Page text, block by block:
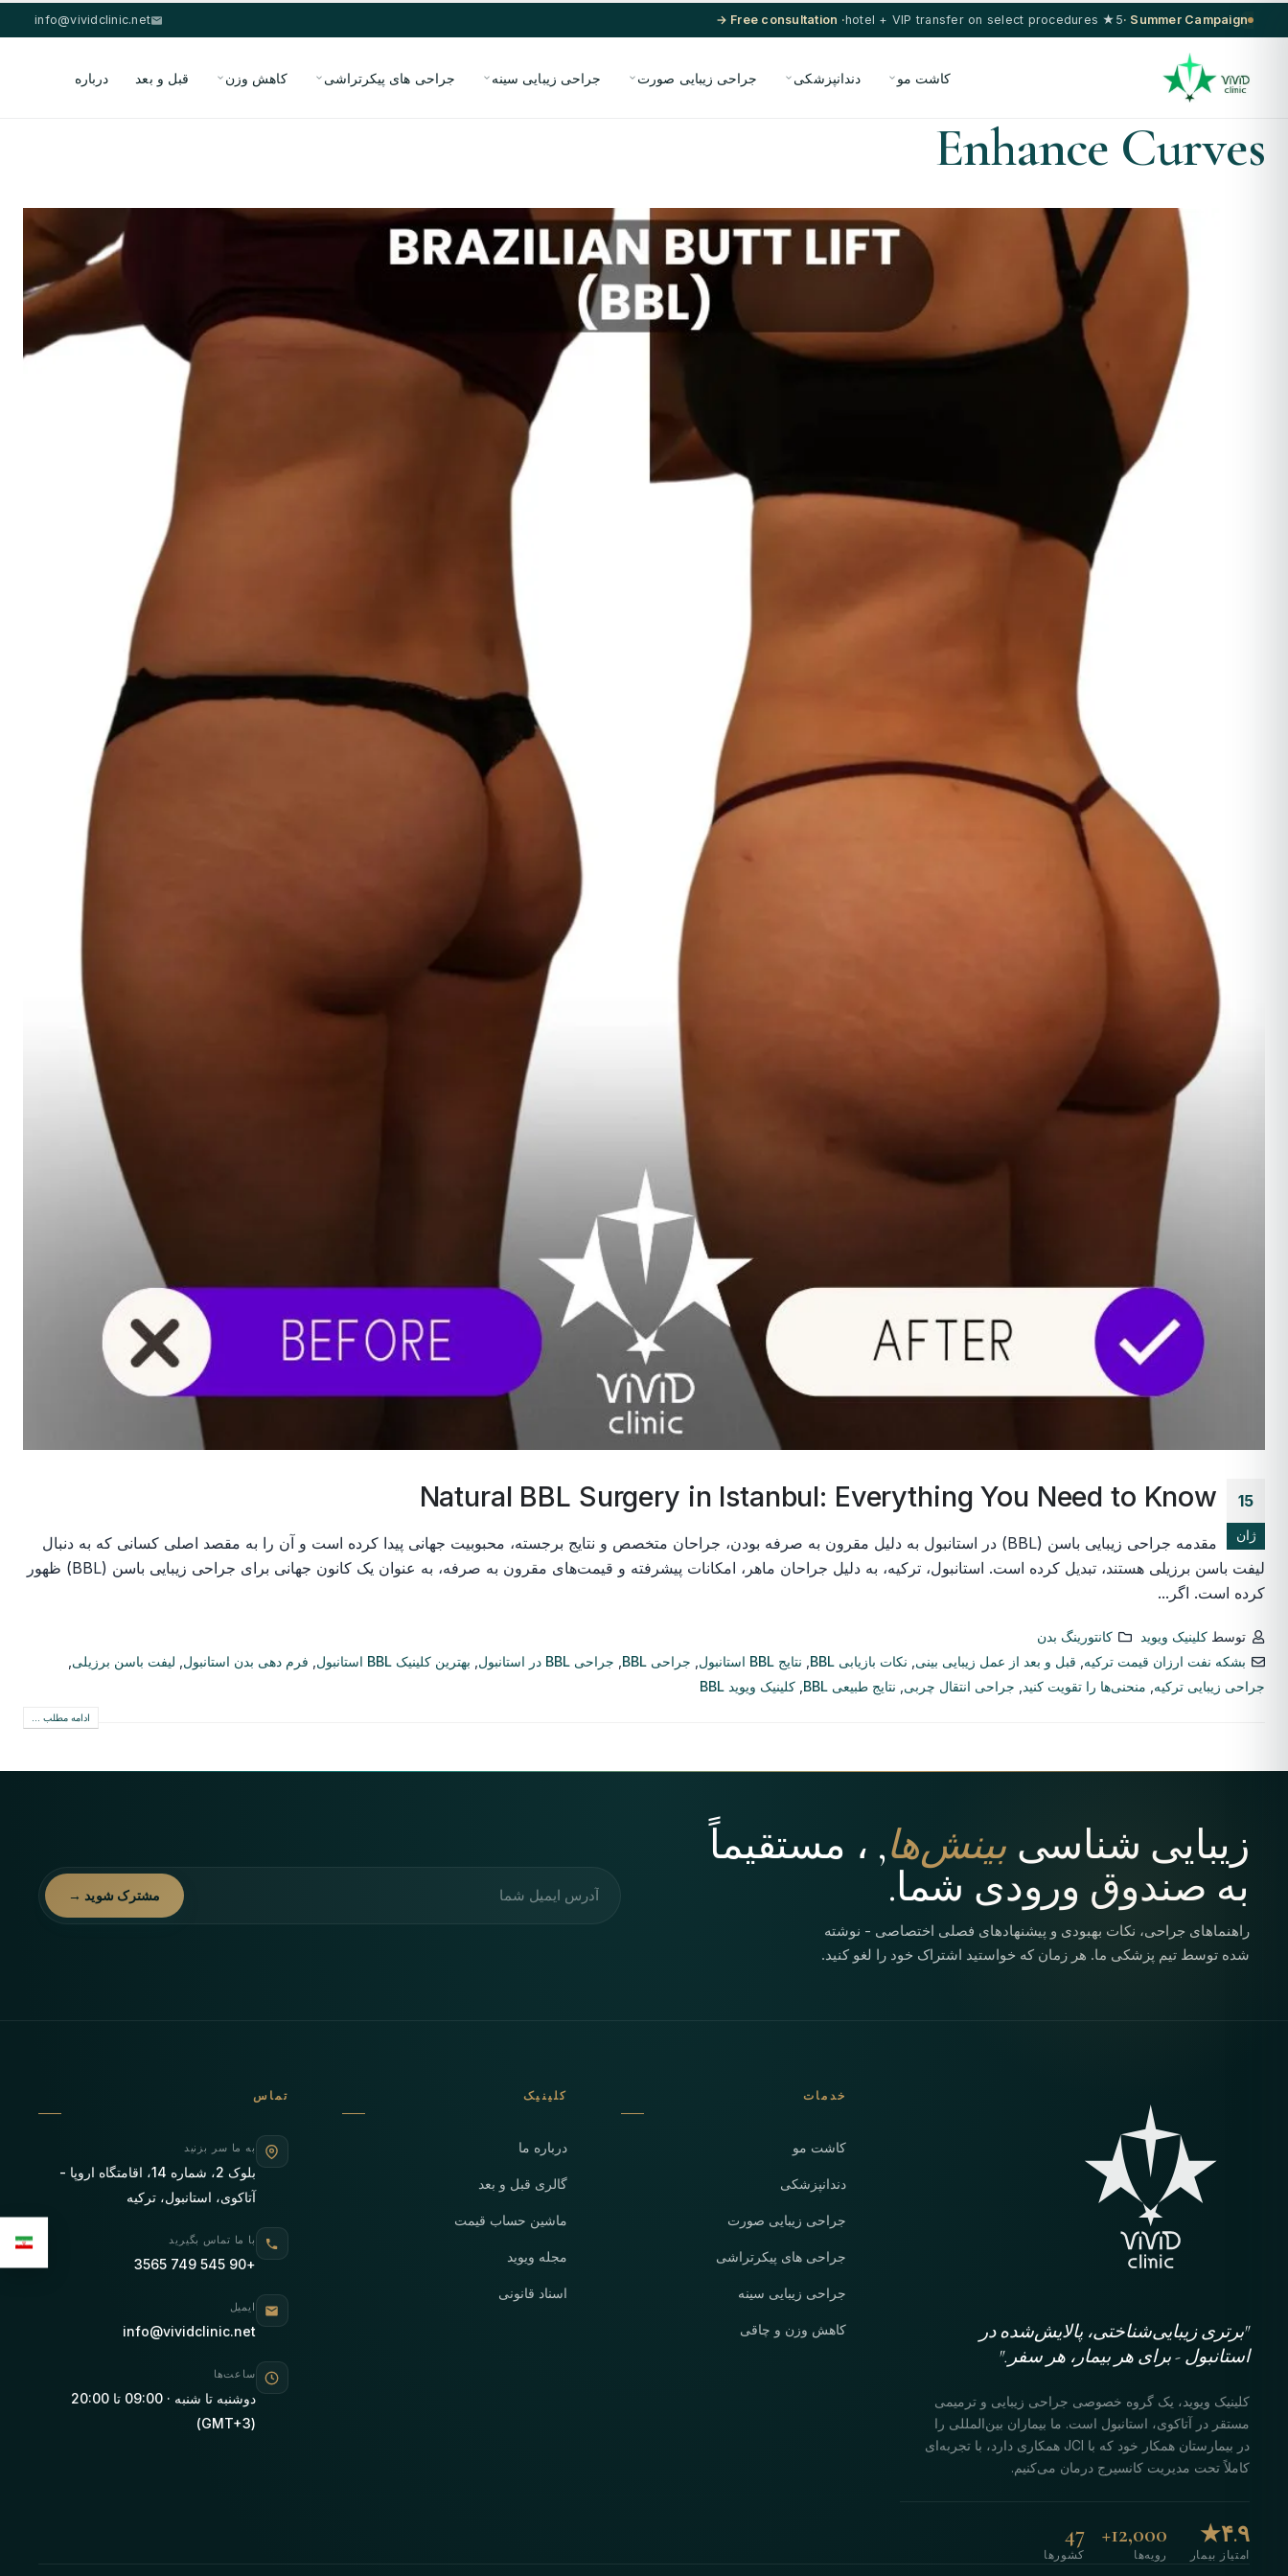
Summer Campaign ·
5★ hotel + VIP transfer on select procedures
· Free consultation →
info@vividclinic.net
کاشت مو دندانپزشکی جراحی زیبایی صورت جراحی زیبایی سینه جراحی های پیکرتراشی کاهش وزن قبل و بعد درباره
Enhance Curves
15
ژان
Natural BBL Surgery in Istanbul: Everything You Need to Know
مقدمه جراحی زیبایی باسن (BBL) در استانبول به دلیل مقرون به صرفه بودن، جراحان متخصص و نتایج برجسته، محبوبیت جهانی پیدا کرده است و آن را به مقصد اصلی کسانی که به دنبال
لیفت باسن برزیلی هستند، تبدیل کرده است. استانبول، ترکیه، به دلیل جراحان ماهر، امکانات پیشرفته و قیمت‌های مقرون به صرفه، به عنوان یک کانون جهانی برای جراحی زیبایی باسن (BBL) ظهور
کرده است. اگر...
توسطکلینیک ویوید
کانتورینگ بدن
بشکه نفت ارزان قیمت ترکیه قبل و بعد از عمل زیبایی بینی نکات بازیابی BBL نتایج BBL استانبول جراحی BBL جراحی BBL در استانبول بهترین کلینیک BBL استانبول فرم دهی بدن استانبول لیفت باسن برزیلی
جراحی زیبایی ترکیه منحنی‌ها را تقویت کنید جراحی انتقال چربی نتایج طبیعی BBL کلینیک ویوید BBL
ادامه مطلب ...
زیبایی شناسی بینش‌ها, ، مستقیماً
به صندوق ورودی شما.
راهنماهای جراحی، نکات بهبودی و پیشنهادهای فصلی اختصاصی - نوشته
شده توسط تیم پزشکی ما. هر زمان که خواستید اشتراک خود را لغو کنید.
مشترک شوید →
"برتری زیبایی‌شناختی، پالایش‌شده در
استانبول - برای هر بیمار، هر سفر."
کلینیک ویوید، یک گروه خصوصی جراحی زیبایی و ترمیمی
مستقر در آتاکوی، استانبول است. ما بیماران بین‌المللی را
در بیمارستان همکار خود که با JCI همکاری دارد، با تجربه‌ای
کاملاً تحت مدیریت کانسیرج درمان می‌کنیم.
۴.۹★
امتیاز بیمار
12,000+
رویه‌ها
47
کشورها
خدمات
کاشت مو
دندانپزشکی
جراحی زیبایی صورت
جراحی های پیکرتراشی
جراحی زیبایی سینه
کاهش وزن و چاقی
کلینیک
درباره ما
گالری قبل و بعد
ماشین حساب قیمت
مجله ویوید
اسناد قانونی
تماس
به ما سر بزنید
بلوک 2، شماره 14، اقامتگاه اروپا -
آتاکوی، استانبول، ترکیه
با ما تماس بگیرید
+90 545 749 3565
ایمیل
info@vividclinic.net
ساعت‌ها
دوشنبه تا شنبه · 09:00 تا 20:00
(GMT+3)